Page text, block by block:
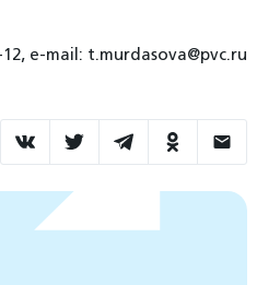
e-mail: t.murdasova@pvc.ru